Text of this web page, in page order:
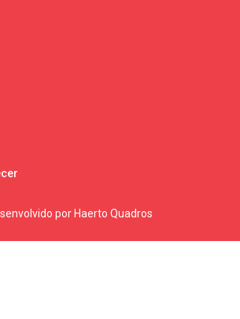
por Haerto Quadros